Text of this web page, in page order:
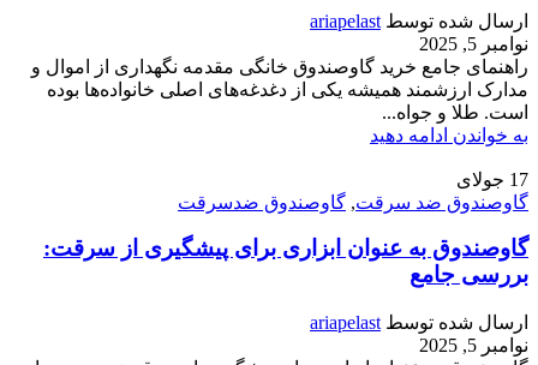
ارسال شده توسط ariapelast
نوامبر 5, 2025
راهنمای جامع خرید گاوصندوق خانگی مقدمه نگهداری از اموال و
مدارک ارزشمند همیشه یکی از دغدغه‌های اصلی خانواده‌ها بوده
است. طلا و جواه...
به خواندن ادامه دهید
17 جولای
گاوصندوق ضد سرقت, گاوصندوق ضدسرقت
گاوصندوق به عنوان ابزاری برای پیشگیری از سرقت:
بررسی جامع
ارسال شده توسط ariapelast
نوامبر 5, 2025